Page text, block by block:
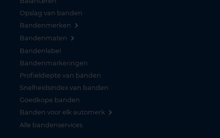
Opslag van banden
Bandenmerken
Bandenmaten
Bandenlabel
Bandenmarkeringen
Profieldiepte van banden
Snelheidsindex van banden
Goedkope banden
Banden voor elk automerk
Alle bandenservices